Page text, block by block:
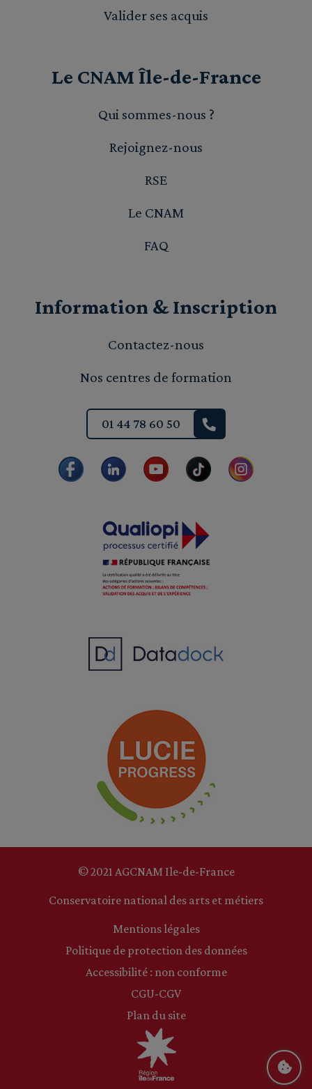
Valider ses acquis
Le CNAM Île-de-France
Qui sommes-nous ?
Rejoignez-nous
RSE
Le CNAM
FAQ
Information & Inscription
Contactez-nous
Nos centres de formation
01 44 78 60 50
© 2021 AGCNAM Ile-de-France
Conservatoire national des arts et métiers
Mentions légales
Politique de protection des données
Accessibilité : non conforme
CGU-CGV
Plan du site